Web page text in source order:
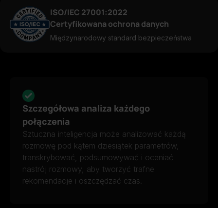
ISO/IEC 27001:2022
Certyfikowana ochrona danych
Międzynarodowy standard bezpieczeństwa
Szczegółowa analiza każdego
połączenia
Sztuczna inteligencja może analizować każdą
rozmowę pod kątem dziesiątek parametrów,
transkrybować, podsumowywać i oceniać
nastrój rozmowy, aby tworzyć trafne
rekomendacje i oszczędzać czas.